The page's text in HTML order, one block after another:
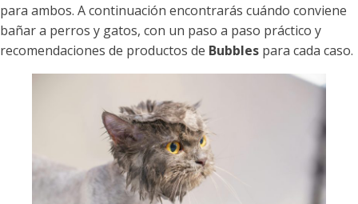
para ambos. A continuación encontrarás cuándo conviene
bañar a perros y gatos, con un paso a paso práctico y
recomendaciones de productos de Bubbles para cada caso.